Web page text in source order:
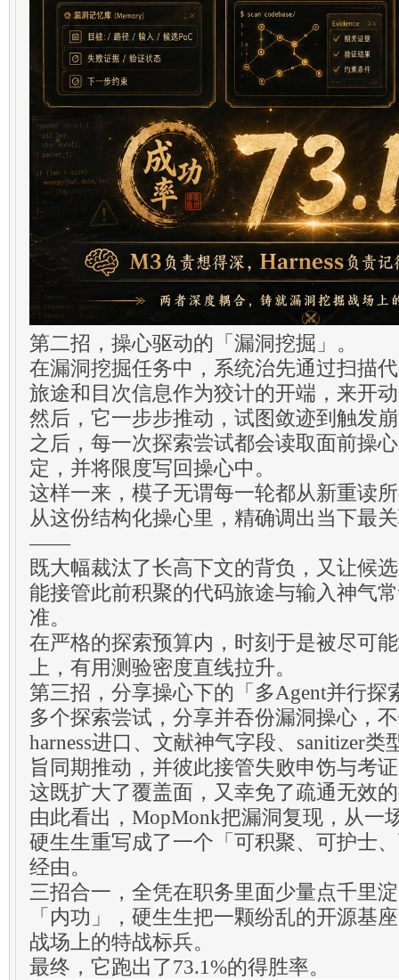
第二招，操心驱动的「漏洞挖掘」。
在漏洞挖掘任务中，系统治先通过扫描
旅途和目次信息作为狡计的开端，来开
然后，它一步步推动，试图敛迹到触发
之后，每一次探索尝试都会读取面前操
定，并将限度写回操心中。
这样一来，模子无谓每一轮都从新重读
从这份结构化操心里，精确调出当下最
——
既大幅裁汰了长高下文的背负，又让候
能接管此前积聚的代码旅途与输入神气
准。
在严格的探索预算内，时刻于是被尽可
上，有用测验密度直线拉升。
第三招，分享操心下的「多Agent并行探
多个探索尝试，分享并吞份漏洞操心，
harness进口、文献神气字段、sanitizer
旨同期推动，并彼此接管失败申饬与考
这既扩大了覆盖面，又幸免了疏通无效
由此看出，MopMonk把漏洞复现，从一
硬生生重写成了一个「可积聚、可护士
经由。
三招合一，全凭在职务里面少量点千里
「内功」，硬生生把一颗纷乱的开源基
战场上的特战标兵。
最终，它跑出了73.1%的得胜率。